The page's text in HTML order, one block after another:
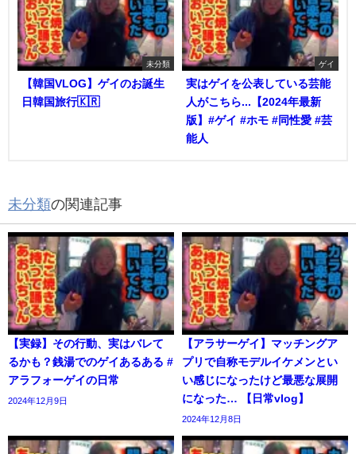
未分類
【韓国VLOG】ゲイのお誕生
日韓国旅行🇰🇷
ゲイ
実はゲイを公表している芸能
人がこちら...【2024年最新
版】#ゲイ #ホモ #同性愛 #芸
能人
未分類の関連記事
【実録】その行動、実はバレて
るかも？銭湯でのゲイあるある #
アラフォーゲイの日常
2024年12月9日
【アラサーゲイ】マッチングア
プリで自称モデルイケメンとい
い感じになったけど最悪な展開
になった… 【日常vlog】
2024年12月8日